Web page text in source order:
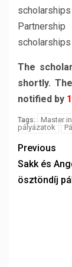
The
shortly.
notified by
Tags: Master
pályázatok
Previous
Sakk és
ösztöndíj